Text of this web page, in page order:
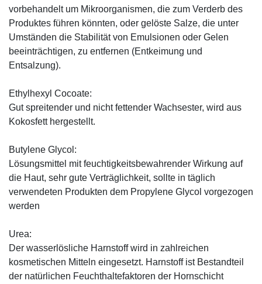
vorbehandelt um Mikroorganismen, die zum Verderb des
Produktes führen könnten, oder gelöste Salze, die unter
Umständen die Stabilität von Emulsionen oder Gelen
beeinträchtigen, zu entfernen (Entkeimung und
Entsalzung).
Ethylhexyl Cocoate:
Gut spreitender und nicht fettender Wachsester, wird aus
Kokosfett hergestellt.
Butylene Glycol:
Lösungsmittel mit feuchtigkeitsbewahrender Wirkung auf
die Haut, sehr gute Verträglichkeit, sollte in täglich
verwendeten Produkten dem Propylene Glycol vorgezogen
werden
Urea:
Der wasserlösliche Harnstoff wird in zahlreichen
kosmetischen Mitteln eingesetzt. Harnstoff ist Bestandteil
der natürlichen Feuchthaltefaktoren der Hornschicht